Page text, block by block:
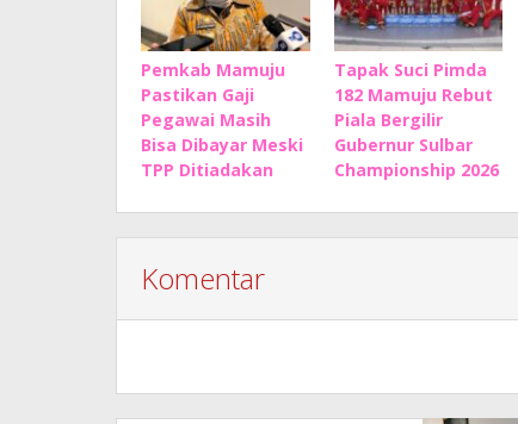
Pemkab Mamuju
Pastikan Gaji
Pegawai Masih
Bisa Dibayar Meski
TPP Ditiadakan
Tapak Suci Pimda
182 Mamuju Rebut
Piala Bergilir
Gubernur Sulbar
Championship 2026
Komentar